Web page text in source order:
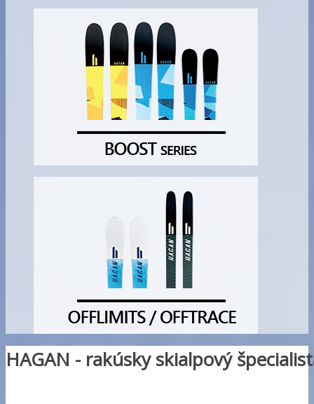
HAGAN - rakúsky skialpový